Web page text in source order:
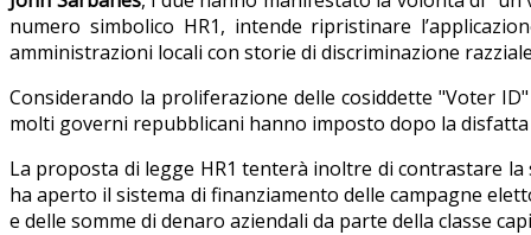
numero simbolico HR1, intende ripristinare
amministrazioni locali con storie di discriminazione
Considerando la proliferazione delle cosiddette "Voter
molti governi repubblicani hanno imposto dopo la
La proposta di legge HR1 tenterà inoltre di contrastare la
ha aperto il sistema di finanziamento delle campagne
e delle somme di denaro aziendali da parte della classe